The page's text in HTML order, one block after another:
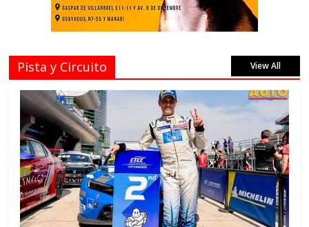
Pista y Circuito View All